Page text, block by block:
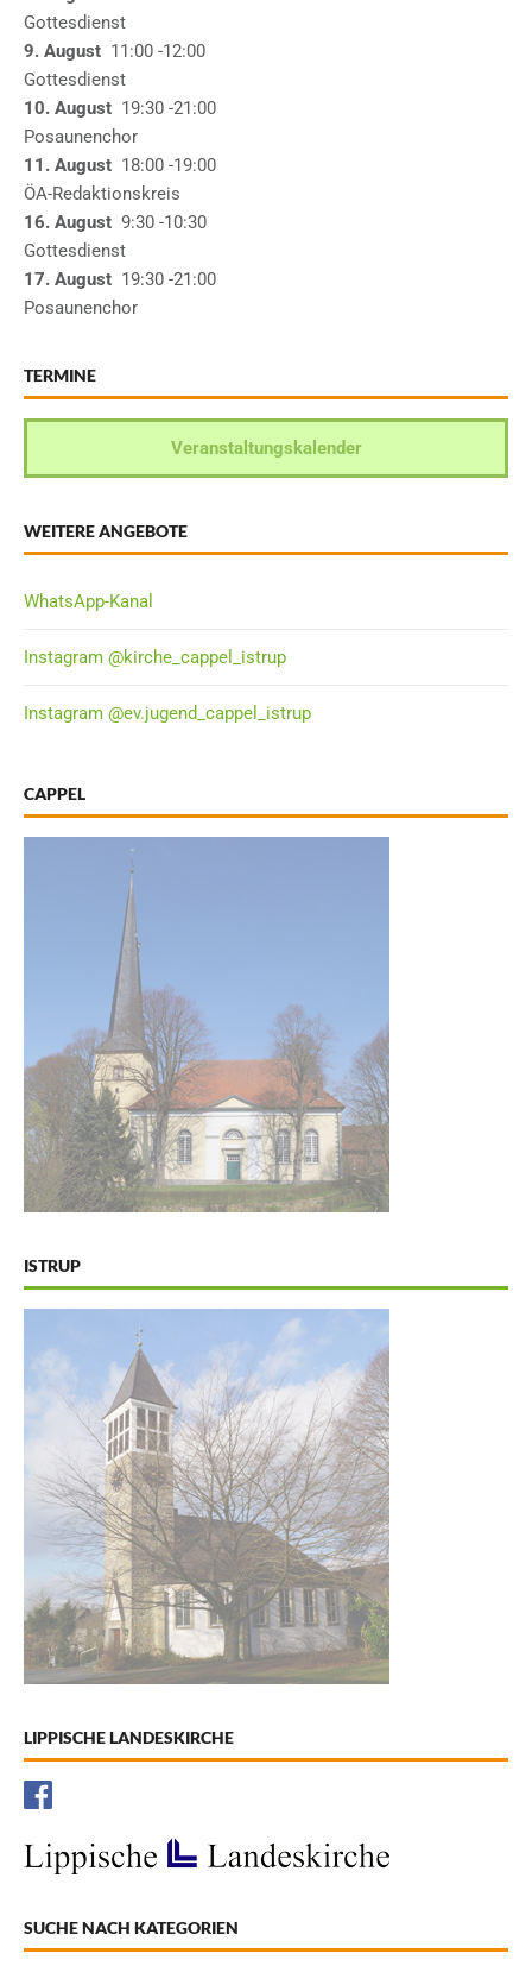
Gottesdienst
9. August 11:00 -12:00
Gottesdienst
10. August 19:30 -21:00
Posaunenchor
11. August 18:00 -19:00
ÖA-Redaktionskreis
16. August 9:30 -10:30
Gottesdienst
17. August 19:30 -21:00
Posaunenchor
TERMINE
Veranstaltungskalender
WEITERE ANGEBOTE
WhatsApp-Kanal
Instagram @kirche_cappel_istrup
Instagram @ev.jugend_cappel_istrup
CAPPEL
ISTRUP
LIPPISCHE LANDESKIRCHE
SUCHE NACH KATEGORIEN